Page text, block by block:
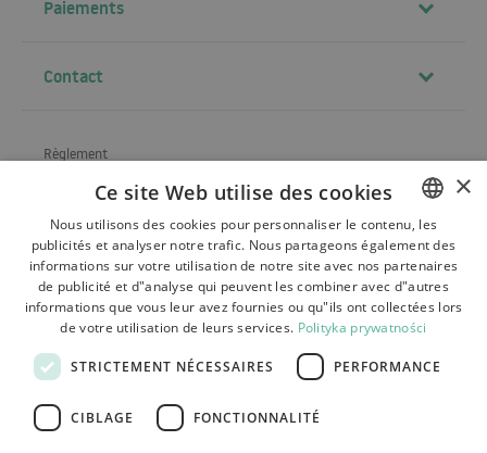
Paiements
Contact
Règlement
À propos de la société
Contact
POLISH
BULGARIAN
×
Ce site Web utilise des cookies
Nous utilisons des cookies pour personnaliser le contenu, les
publicités et analyser notre trafic. Nous partageons également des
informations sur votre utilisation de notre site avec nos partenaires
de publicité et d"analyse qui peuvent les combiner avec d"autres
informations que vous leur avez fournies ou qu"ils ont collectées lors
de votre utilisation de leurs services. Polityka prywatności
STRICTEMENT NÉCESSAIRES PERFORMANCE
CIBLAGE FONCTIONNALITÉ